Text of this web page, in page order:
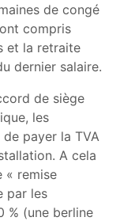
de congé
compris
et la retraite
dernier salaire.
de siège
les
payer la TVA
A cela
« remise
par les
% (une berline